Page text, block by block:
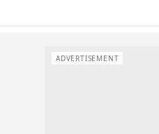
ADVERTISEMENT